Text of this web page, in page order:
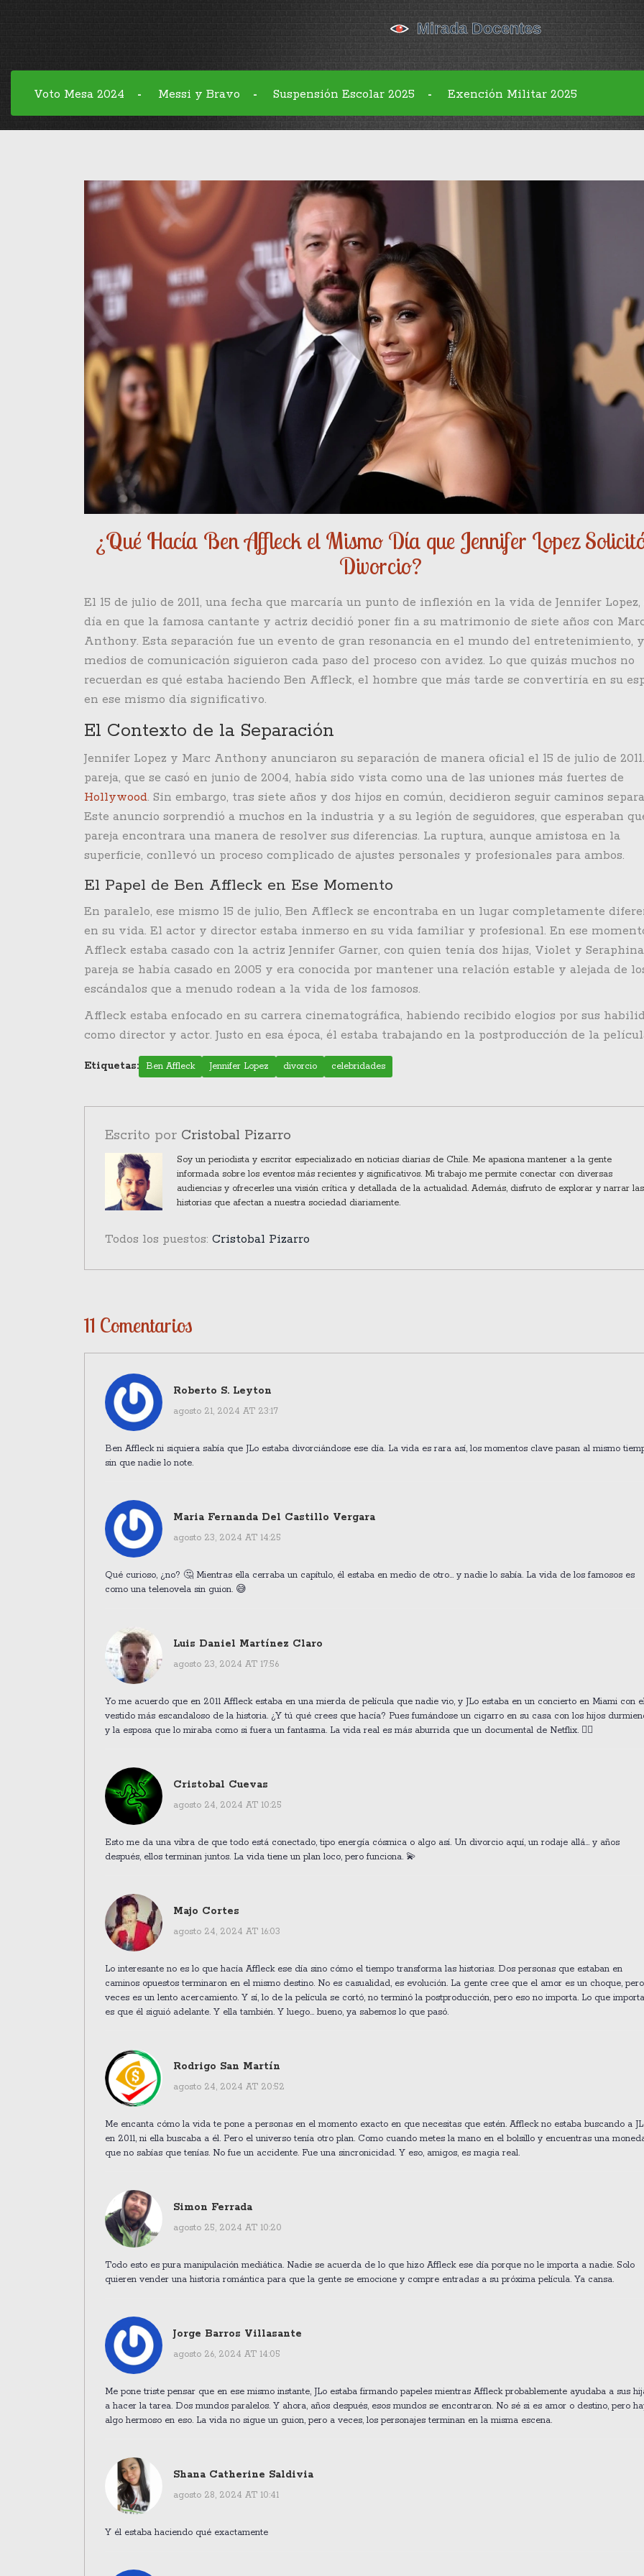
Voto Mesa 2024 - Messi y Bravo - Suspensión Escolar 2025 - Exención Militar 2025
¿Qué Hacía Ben Affleck el Mismo Día que Jennifer Lopez
Divorcio?
El 15 de julio de 2011, una fecha que marcaría un punto de inflexión en la vida de Jennifer Lopez,
día en que la famosa cantante y actriz decidió poner fin a su matrimonio de siete años con
Anthony. Esta separación fue un evento de gran resonancia en el mundo del entretenimiento,
medios de comunicación siguieron cada paso del proceso con avidez. Lo que quizás muchos no
recuerdan es qué estaba haciendo Ben Affleck, el hombre que más tarde se convertiría en su
en ese mismo día significativo.
El Contexto de la Separación
Jennifer Lopez y Marc Anthony anunciaron su separación de manera oficial el 15 de julio de
pareja, que se casó en junio de 2004, había sido vista como una de las uniones más fuertes de
Hollywood. Sin embargo, tras siete años y dos hijos en común, decidieron seguir caminos
Este anuncio sorprendió a muchos en la industria y a su legión de seguidores, que esperaban
pareja encontrara una manera de resolver sus diferencias. La ruptura, aunque amistosa en la
superficie, conllevó un proceso complicado de ajustes personales y profesionales para ambos.
El Papel de Ben Affleck en Ese Momento
En paralelo, ese mismo 15 de julio, Ben Affleck se encontraba en un lugar completamente
en su vida. El actor y director estaba inmerso en su vida familiar y profesional. En ese
Affleck estaba casado con la actriz Jennifer Garner, con quien tenía dos hijas, Violet y
pareja se había casado en 2005 y era conocida por mantener una relación estable y alejada de
escándalos que a menudo rodean a la vida de los famosos.
Affleck estaba enfocado en su carrera cinematográfica, habiendo recibido elogios por sus
como director y actor. Justo en esa época, él estaba trabajando en la postproducción de la
Etiquetas: Ben Affleck Jennifer Lopez divorcio celebridades
Escrito por Cristobal Pizarro
Soy un periodista y escritor especializado en noticias diarias de Chile. Me apasiona mantener a la gente
informada sobre los eventos más recientes y significativos. Mi trabajo me permite conectar con diversas
audiencias y ofrecerles una visión crítica y detallada de la actualidad. Además, disfruto de explorar y narrar las
historias que afectan a nuestra sociedad diariamente.
Todos los puestos: Cristobal Pizarro
11 Comentarios
Roberto S. Leyton
agosto 21, 2024 AT 23:17
Ben Affleck ni siquiera sabía que JLo estaba divorciándose ese día. La vida es rara así, los momentos clave pasan al mismo
sin que nadie lo note.
Maria Fernanda Del Castillo Vergara
agosto 23, 2024 AT 14:25
Qué curioso, ¿no? 🤔 Mientras ella cerraba un capítulo, él estaba en medio de otro... y nadie lo sabía. La vida de los famosos es
como una telenovela sin guion. 😅
Luis Daniel Martínez Claro
agosto 23, 2024 AT 17:56
Yo me acuerdo que en 2011 Affleck estaba en una mierda de película que nadie vio, y JLo estaba en un concierto en Miami con
vestido más escandaloso de la historia. ¿Y tú qué crees que hacía? Pues fumándose un cigarro en su casa con los hijos
y la esposa que lo miraba como si fuera un fantasma. La vida real es más aburrida que un documental de Netflix. 🤷‍♂️
Cristobal Cuevas
agosto 24, 2024 AT 10:25
Esto me da una vibra de que todo está conectado, tipo energía cósmica o algo así. Un divorcio aquí, un rodaje allá... y años
después, ellos terminan juntos. La vida tiene un plan loco, pero funciona. 💫
Majo Cortes
agosto 24, 2024 AT 16:03
Lo interesante no es lo que hacía Affleck ese día sino cómo el tiempo transforma las historias. Dos personas que estaban en
caminos opuestos terminaron en el mismo destino. No es casualidad, es evolución. La gente cree que el amor es un choque,
veces es un lento acercamiento. Y sí, lo de la película se cortó, no terminó la postproducción, pero eso no importa. Lo que importa
es que él siguió adelante. Y ella también. Y luego... bueno, ya sabemos lo que pasó.
Rodrigo San Martín
agosto 24, 2024 AT 20:52
Me encanta cómo la vida te pone a personas en el momento exacto en que necesitas que estén. Affleck no estaba buscando a
en 2011, ni ella buscaba a él. Pero el universo tenía otro plan. Como cuando metes la mano en el bolsillo y encuentras una
que no sabías que tenías. No fue un accidente. Fue una sincronicidad. Y eso, amigos, es magia real.
Simon Ferrada
agosto 25, 2024 AT 10:20
Todo esto es pura manipulación mediática. Nadie se acuerda de lo que hizo Affleck ese día porque no le importa a nadie. Solo
quieren vender una historia romántica para que la gente se emocione y compre entradas a su próxima película. Ya cansa.
Jorge Barros Villasante
agosto 26, 2024 AT 14:05
Me pone triste pensar que en ese mismo instante, JLo estaba firmando papeles mientras Affleck probablemente ayudaba a sus
a hacer la tarea. Dos mundos paralelos. Y ahora, años después, esos mundos se encontraron. No sé si es amor o destino, pero
algo hermoso en eso. La vida no sigue un guion, pero a veces, los personajes terminan en la misma escena.
Shana Catherine Saldivia
agosto 28, 2024 AT 10:41
Y él estaba haciendo qué exactamente